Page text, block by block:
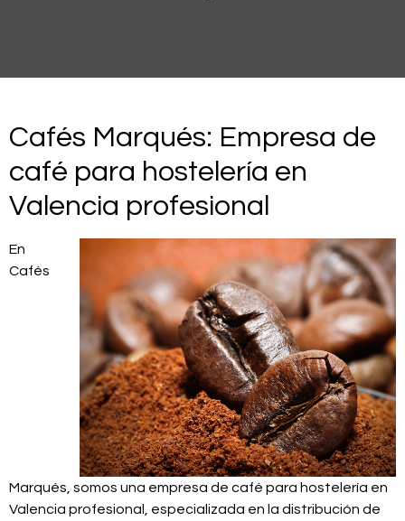
Cafés Marqués: Empresa de
café para hostelería en
Valencia profesional
En
Cafés
Marqués, somos una empresa de café para hostelería en
Valencia profesional, especializada en la distribución de